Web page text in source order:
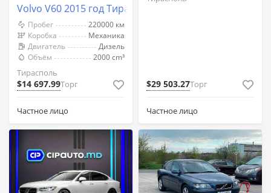
Volvo V60 2015 год Тирасполь
Пробег
220000 км
Коробка
Механика
Двигатель
Дизель
Объём
2000 cm³
Тирасполь
$14 697.99Торг
Частное лицо
$29 503.27Торг
Частное лицо